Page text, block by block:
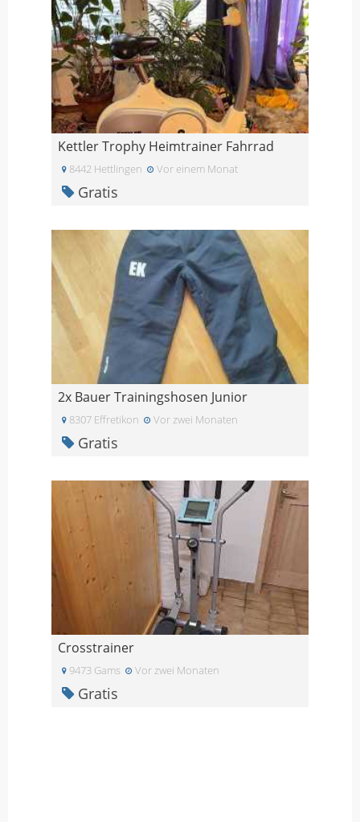
Kettler Trophy Heimtrainer Fahrrad
8442 Hettlingen Vor einem Monat
Gratis
2x Bauer Trainingshosen Junior
8307 Effretikon Vor zwei Monaten
Gratis
Crosstrainer
9473 Gams Vor zwei Monaten
Gratis